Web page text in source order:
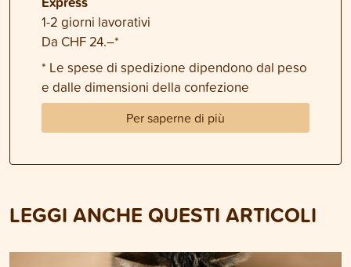
1-2 giorni lavorativi
Da CHF 24.–*
* Le spese di spedizione dipendono dal peso
e dalle dimensioni della confezione
Per saperne di più
LEGGI ANCHE QUESTI ARTICOLI